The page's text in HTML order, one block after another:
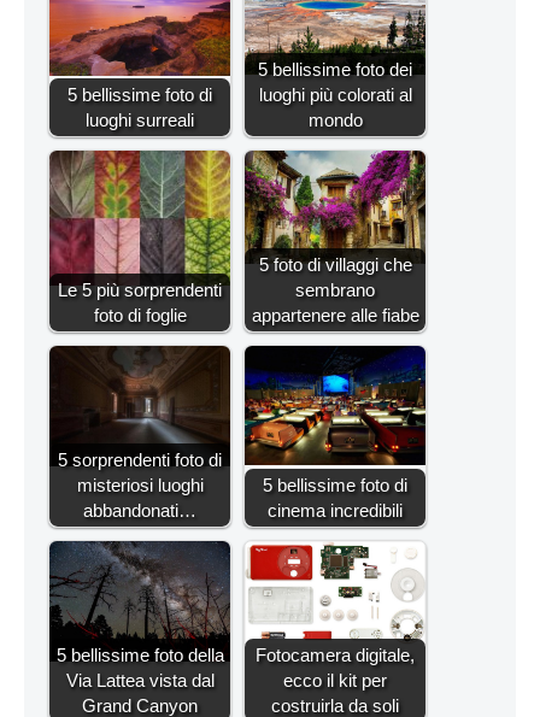
5 bellissime foto di
luoghi surreali
5 bellissime foto dei
luoghi più colorati al
mondo
Le 5 più sorprendenti
foto di foglie
5 foto di villaggi che
sembrano
appartenere alle fiabe
5 sorprendenti foto di
misteriosi luoghi
abbandonati…
5 bellissime foto di
cinema incredibili
5 bellissime foto della
Via Lattea vista dal
Grand Canyon
Fotocamera digitale,
ecco il kit per
costruirla da soli